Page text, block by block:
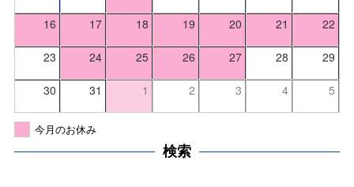
16 17 18 19 20 21 22
23 24 25 26 27 28 29
30 31 1 2 3 4 5
今月のお休み
検索